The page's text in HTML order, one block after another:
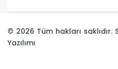
© 2026 Tüm hakları saklıdır.
Yazılımı